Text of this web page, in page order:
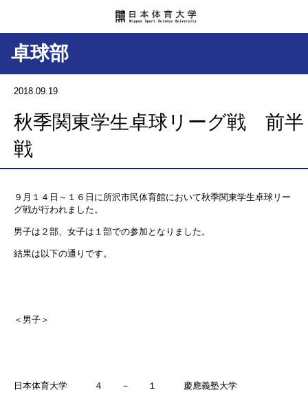
卓球部
2018.09.19
秋季関東学生卓球リーグ戦 前半
戦
９月１４日～１６日に所沢市民体育館において秋季関東学生卓球リー
グ戦が行われました。
男子は２部、女子は１部での参加となりました。
結果は以下の通りです。
＜男子＞
日本体育大学 ４ － １ 慶應義塾大学